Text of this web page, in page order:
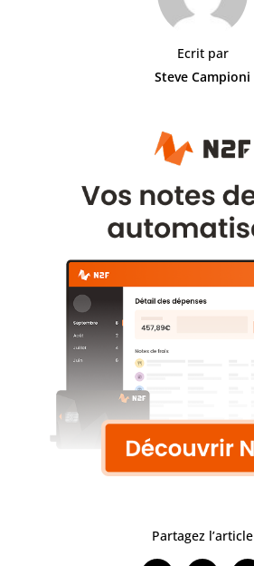
Ecrit par
Steve Campioni
Partagez l’article